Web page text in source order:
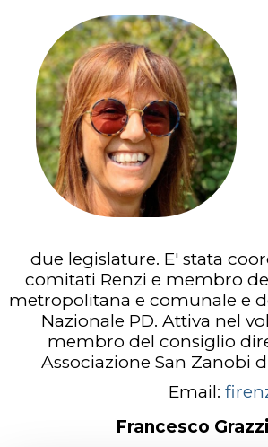
due legislature. E' stata
comitati Renzi e membro
metropolitana e comunale e
Nazionale PD. Attiva nel
membro del consiglio
Associazione San Zanobi
Email:
Francesco